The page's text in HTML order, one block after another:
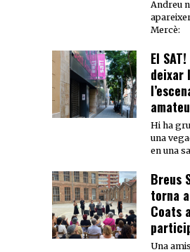
Andreu
Mercè:
El
deixar
Hi ha
una
en una
Breus
torna
Coats
Una